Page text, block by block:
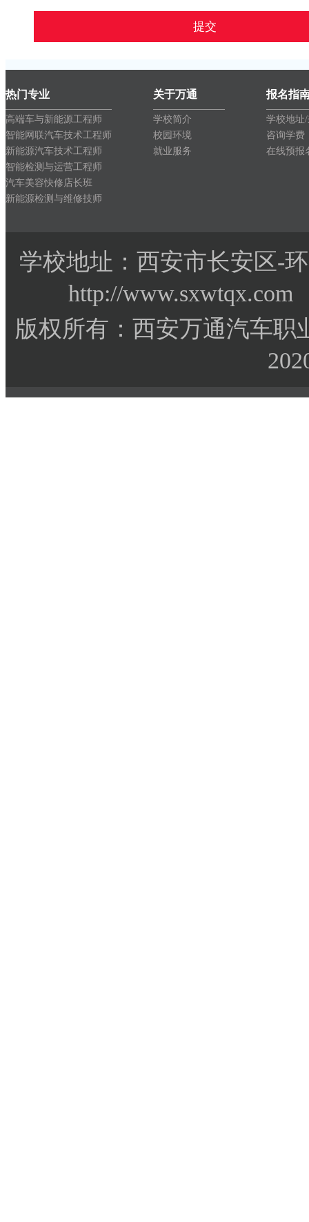
热门专业
高端车与新能源工程师
智能网联汽车技术工程师
新能源汽车技术工程师
智能检测与运营工程师
汽车美容快修店长班
新能源检测与维修技师
关于万通
学校简介
校园环境
就业服务
报名指
学校地址
咨询学费
在线预报
学校地址：西安市长安区-
http://
版权所有：西安万通汽车